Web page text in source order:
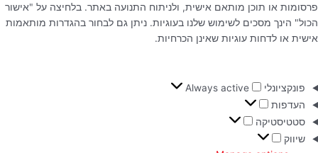
פרסומות או תוכן מותאם אישית, ולניתוח התנועה באתר. בלחיצה על "אישור
הכול" הינך מסכים לשימוש שלנו בעוגיות. ניתן גם לבחור בהגדרות מותאמות
אישית או לדחות עוגיות שאינן הכרחיות.
פונקציונלי
Always active
העדפות
סטטיסטיקה
שיווק